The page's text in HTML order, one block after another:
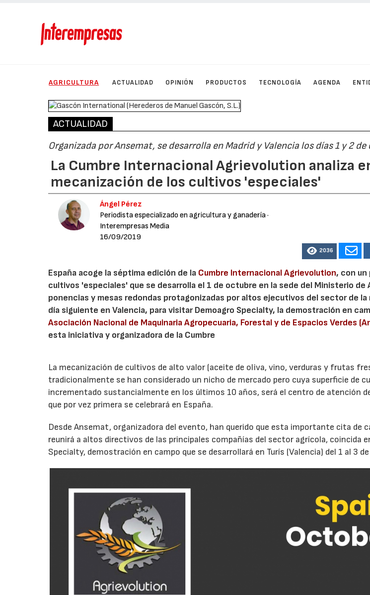
AGRICULTURA ACTUALIDAD OPINIÓN PRODUCTOS TECNOLOGÍA AGENDA
ACTUALIDAD
Organizada por Ansemat, se desarrolla en Madrid y Valencia los días 1 y 2
La Cumbre Internacional Agrievolution analiza
mecanización de los cultivos 'especiales'
Ángel Pérez
Periodista especializado en agricultura y ganadería·
Interempresas Media
16/09/2019
2036
España acoge la séptima edición de la Cumbre Internacional Agrievolution, con un
cultivos 'especiales' que se desarrolla el 1 de octubre en la sede del Ministerio de
ponencias y mesas redondas protagonizadas por altos ejecutivos del sector de la
día siguiente en Valencia, para visitar Demoagro Specialty, la demostración en
Asociación Nacional de Maquinaria Agropecuaria, Forestal y de Espacios Verdes
esta iniciativa y organizadora de la Cumbre
La mecanización de cultivos de alto valor (aceite de oliva, vino, verduras y frutas
tradicionalmente se han considerado un nicho de mercado pero cuya superficie de
incrementado sustancialmente en los últimos 10 años, será el centro de atención
que por vez primera se celebrará en España.
Desde Ansemat, organizadora del evento, han querido que esta importante cita de
reunirá a altos directivos de las principales compañías del sector agrícola, coincida
Specialty, demostración en campo que se desarrollará en Turís (Valencia) del 1 al 3